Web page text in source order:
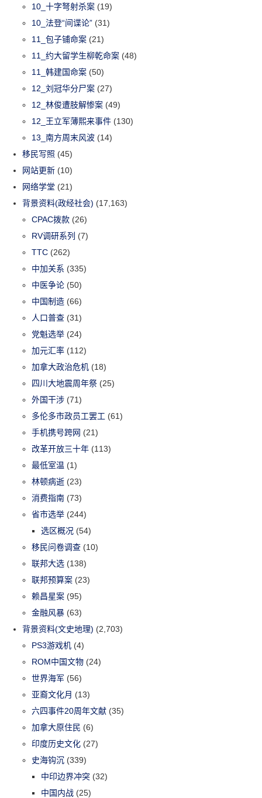
10_十字弩射杀案 (19)
10_法登“间谍论” (31)
11_包子铺命案 (21)
11_约大留学生柳乾命案 (48)
11_韩建国命案 (50)
12_刘冠华分尸案 (27)
12_林俊遭肢解惨案 (49)
12_王立军薄熙来事件 (130)
13_南方周末风波 (14)
移民写照 (45)
网站更新 (10)
网络学堂 (21)
背景资料(政经社会) (17,163)
CPAC拨款 (26)
RV调研系列 (7)
TTC (262)
中加关系 (335)
中医争论 (50)
中国制造 (66)
人口普查 (31)
党魁选举 (24)
加元汇率 (112)
加拿大政治危机 (18)
四川大地震周年祭 (25)
外国干涉 (71)
多伦多市政员工罢工 (61)
手机携号跨网 (21)
改革开放三十年 (113)
最低室温 (1)
林顿病逝 (23)
消费指南 (73)
省市选举 (244)
选区概况 (54)
移民问卷调查 (10)
联邦大选 (138)
联邦预算案 (23)
赖昌星案 (95)
金融风暴 (63)
背景资料(文史地理) (2,703)
PS3游戏机 (4)
ROM中国文物 (24)
世界海军 (56)
亚裔文化月 (13)
六四事件20周年文献 (35)
加拿大原住民 (6)
印度历史文化 (27)
史海钩沉 (339)
中印边界冲突 (32)
中国内战 (25)